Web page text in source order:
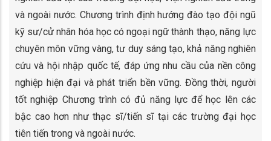
và ngoài nước. Chương trình định hướng đào tạo đội ngũ
kỹ sư/cử nhân hóa học có ngoại ngữ thành thạo, năng lực
chuyên môn vững vàng, tư duy sáng tạo, khả năng nghiên
cứu và hội nhập quốc tế, đáp ứng nhu cầu của nền công
nghiệp hiện đại và phát triển bền vững. Đồng thời, người
tốt nghiệp Chương trình có đủ năng lực để học lên các
bậc cao hơn như thạc sĩ/tiến sĩ tại các trường đại học
tiên tiến trong và ngoài nước.